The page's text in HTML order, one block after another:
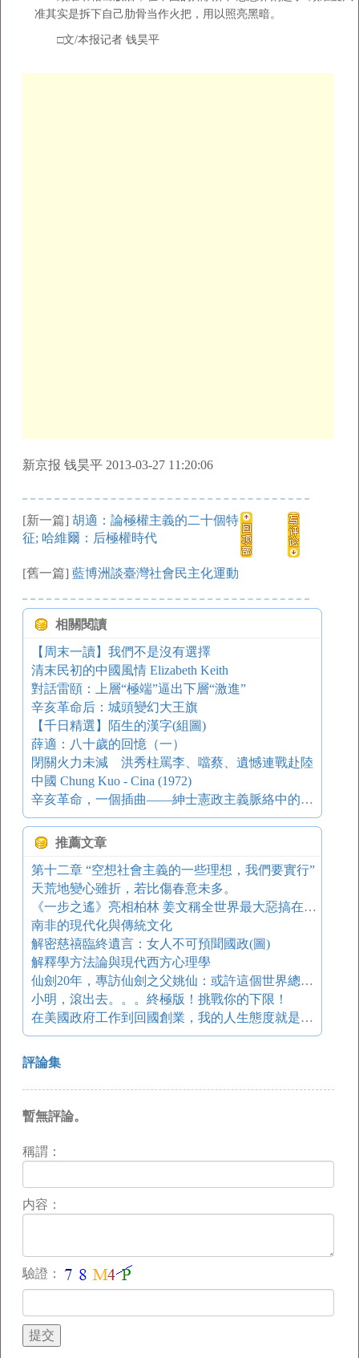
准其实是拆下自己肋骨当作火把，用以照亮黑暗。
□文/本报记者 钱昊平
新京报 钱昊平 2013-03-27 11:20:06
[新一篇] 胡適：論極權主義的二十個特
征; 哈維爾：后極權時代
[舊一篇] 藍博洲談臺灣社會民主化運動
相關閱讀
【周末一讀】我們不是沒有選擇
清末民初的中國風情 Elizabeth Keith
對話雷頤：上層“極端”逼出下層“激進”
辛亥革命后：城頭變幻大王旗
【千日精選】陌生的漢字(組圖)
薛適：八十歲的回憶（一）
閉關火力未減 洪秀柱罵李、噹蔡、遺憾連戰赴陸
中國 Chung Kuo - Cina (1972)
辛亥革命，一個插曲——紳士憲政主義脈絡中的辛亥革命
推薦文章
第十二章 “空想社會主義的一些理想，我們要實行”
天荒地變心雖折，若比傷春意未多。
《一步之遙》亮相柏林 姜文稱全世界最大惡搞在中國
南非的現代化與傳統文化
解密慈禧臨終遺言：女人不可預聞國政(圖)
解釋學方法論與現代西方心理學
仙劍20年，專訪仙劍之父姚仙：或許這個世界總是需要一些阿甘吧
小明，滾出去。。。終極版！挑戰你的下限！
在美國政府工作到回國創業，我的人生態度就是折騰 原創授權
評論集
暫無評論。
稱謂：
内容：
驗證：